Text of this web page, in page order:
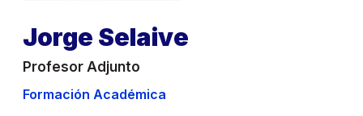
Jorge Selaive
Profesor Adjunto
Formación Académica